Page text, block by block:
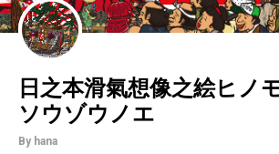
日之本滑氣想像之絵ヒノ
ソウゾウノエ
By hana